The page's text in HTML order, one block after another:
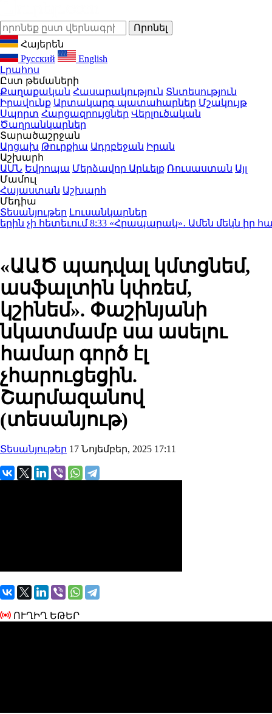
Հայերեն
Русский
English
Լրահոս
Ըստ թեմաների
Քաղաքական Հասարակություն Տնտեսություն
Իրավունք Արտակարգ պատահարներ Մշակույթ
Սպորտ Հարցազրույցներ Վերլուծական
Ծաղրանկարներ
Տարածաշրջան
Արցախ Թուրքիա Ադրբեջան Իրան
Աշխարհ
ԱՄՆ Եվրոպա Մերձավոր Արևելք Ռուսաստան Այլ
Մամուլ
Հայաստան Աշխարհ
Մեդիա
Տեսանյութեր Լուսանկարներ
չի հետեւում8:33«Հրապարակ»․ Ամեն մեկն իր
«ԱԱԾ պադվալ կմտցնեմ,
ասֆալտին կփռեմ,
կշինեմ». Փաշինյանի
նկատմամբ սա ասելու
համար գործ էլ
չհարուցեցին.
Շարմազանով
(տեսանյութ)
Տեսանյութեր 17 Նոյեմբեր, 2025 17:11
ՈՒՂԻՂ ԵԹԵՐ